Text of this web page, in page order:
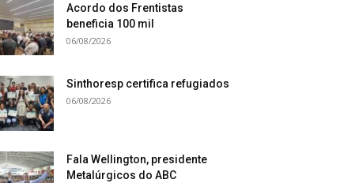
Acordo dos Frentistas
beneficia 100 mil
06/08/2026
Sinthoresp certifica refugiados
06/08/2026
Fala Wellington, presidente
Metalúrgicos do ABC